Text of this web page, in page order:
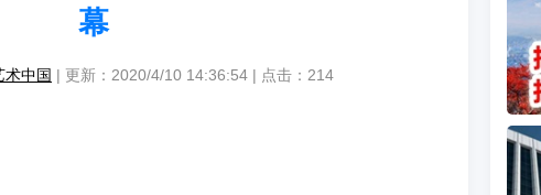
幕
术中国 | 更新：2020/4/10 14:36:54 | 点击： 214